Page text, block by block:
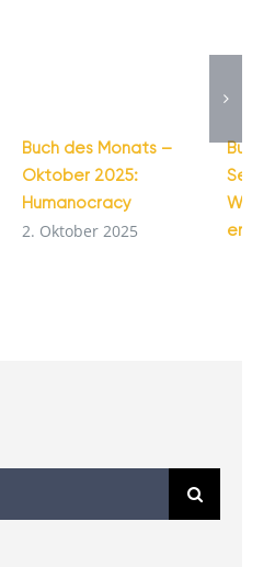
Buch des Monats –
Oktober 2025:
Humanocracy
2. Oktober 2025
Buch
Wie